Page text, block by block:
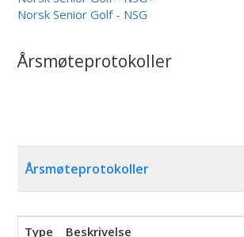
Norsk Senior Golf - NSG
Årsmøteprotokoller
Årsmøteprotokoller
Type
Beskrivelse